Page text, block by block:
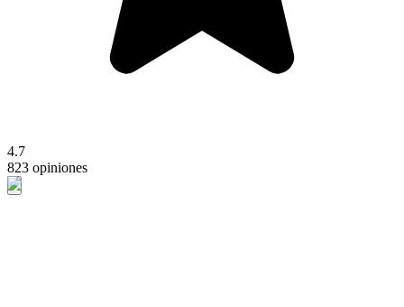
4.7
823 opiniones